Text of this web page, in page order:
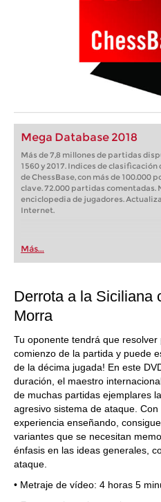
Mega Database 2018
Más de 7,8 millones de partidas
1560 y 2017. Indices de
de ChessBase, con más de 100.000
clave. 72.000 partidas comentadas.
enciclopedia de jugadores.
Internet.
Más...
Derrota a la Siciliana
Morra
Tu oponente tendrá que
comienzo de la partida y puede
de la décima jugada! En este
duración, el maestro
de muchas partidas ejemplares
agresivo sistema de ataque.
experiencia enseñando,
variantes que se necesitan
énfasis en las ideas generales,
ataque.
• Metraje de vídeo: 4 horas 5